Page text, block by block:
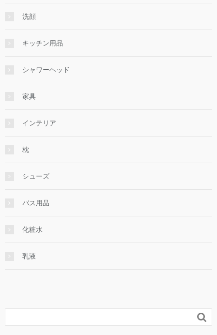
洗顔
キッチン用品
シャワーヘッド
家具
インテリア
枕
シューズ
バス用品
化粧水
乳液
